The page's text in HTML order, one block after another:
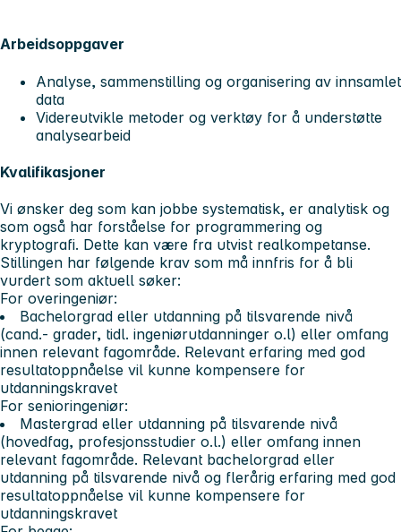
Arbeidsoppgaver
Analyse, sammenstilling og organisering av innsamlet
data
Videreutvikle metoder og verktøy for å understøtte
analysearbeid
Kvalifikasjoner
Vi ønsker deg som kan jobbe systematisk, er analytisk og
som også har forståelse for programmering og
kryptografi. Dette kan være fra utvist realkompetanse.
Stillingen har følgende krav som må innfris for å bli
vurdert som aktuell søker:
For overingeniør:
Bachelorgrad eller utdanning på tilsvarende nivå
(cand.- grader, tidl. ingeniørutdanninger o.l) eller omfang
innen relevant fagområde. Relevant erfaring med god
resultatoppnåelse vil kunne kompensere for
utdanningskravet
For senioringeniør:
Mastergrad eller utdanning på tilsvarende nivå
(hovedfag, profesjonsstudier o.l.) eller omfang innen
relevant fagområde. Relevant bachelorgrad eller
utdanning på tilsvarende nivå og flerårig erfaring med god
resultatoppnåelse vil kunne kompensere for
utdanningskravet